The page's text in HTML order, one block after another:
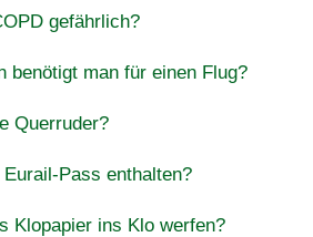
gefährlich?
benötigt man für einen Flug?
Querruder?
Pass enthalten?
Klopapier ins Klo werfen?